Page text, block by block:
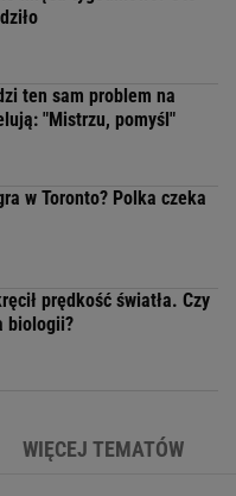
ten sam problem na
"Mistrzu, pomyśl"
w Toronto? Polka czeka
prędkość światła. Czy
biologii?
WIĘCEJ TEMATÓW